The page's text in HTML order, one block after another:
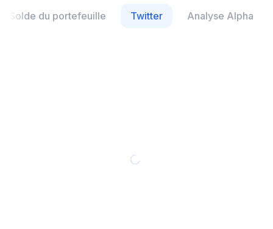
Solde du portefeuille Twitter Analyse Alpha